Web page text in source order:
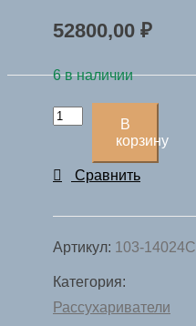
52800,00 ₽
6 в наличии
Количество
Рассухариватель
универсальный,
кейс,
предмета
МАСТАК
В
корзину
Сравнить
Артикул: 103-14024C
Категория:
Рассухариватели